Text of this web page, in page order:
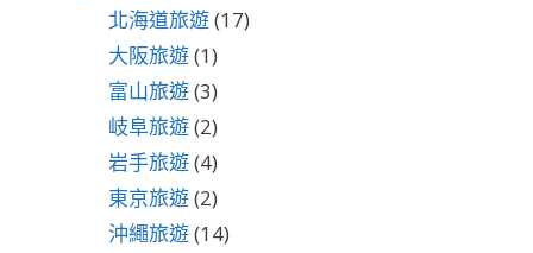
北海道旅遊(17)
大阪旅遊(1)
富山旅遊(3)
岐阜旅遊(2)
岩手旅遊(4)
東京旅遊(2)
沖繩旅遊(14)